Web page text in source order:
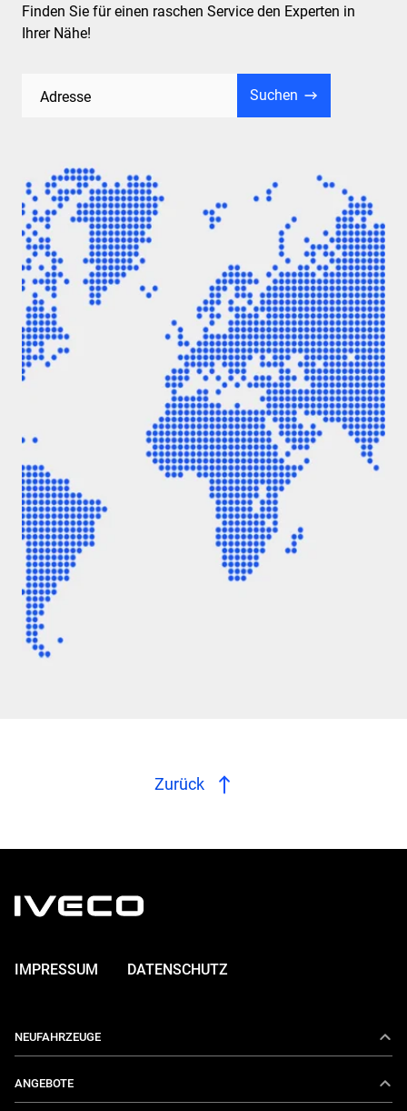
Finden Sie für einen raschen Service den Experten in
Ihrer Nähe!
Adresse Suchen
Zurück
IMPRESSUM DATENSCHUTZ
NEUFAHRZEUGE
ANGEBOTE